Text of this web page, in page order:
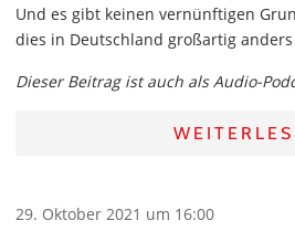
Und es gibt keinen vernünftigen
dies in Deutschland großartig anders
Dieser Beitrag ist auch als Audio-
29. Oktober 2021 um 16:00